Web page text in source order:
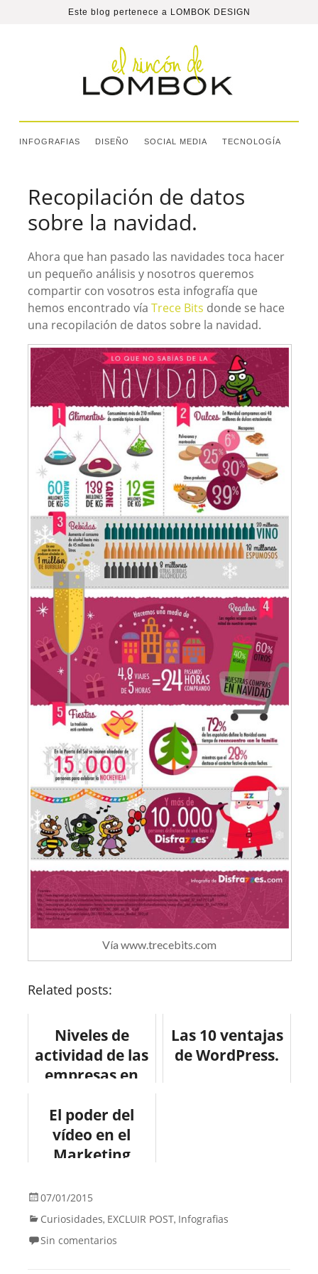
Este blog pertenece a LOMBOK DESIGN
INFOGRAFIAS DISEÑO SOCIAL MEDIA TECNOLOGÍA
Recopilación de datos
sobre la navidad.
Ahora que han pasado las navidades toca hacer
un pequeño análisis y nosotros queremos
compartir con vosotros esta infografía que
hemos encontrado vía Trece Bits donde se hace
una recopilación de datos sobre la navidad.
Vía www.trecebits.com
Related posts:
Niveles de
actividad de las
empresas en
#infografia
#socialmedia
Las 10 ventajas
de WordPress.
El poder del
vídeo en el
Marketing
07/01/2015
Curiosidades, EXCLUIR POST, Infografias
Sin comentarios